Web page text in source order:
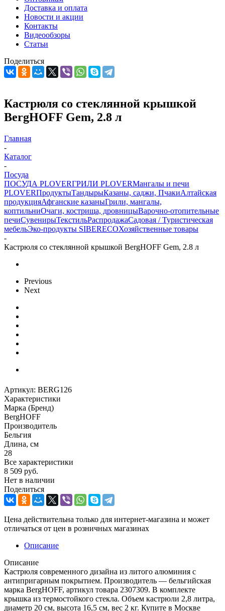
Доставка и оплата
Новости и акции
Контакты
Видеообзоры
Статьи
Поделиться
Кастрюля со стеклянной крышкой
BergHOFF Gem, 2.8 л
Главная
-
Каталог
-
Посуда
ПОСУДА PLOVERГРИЛИ PLOVERМангалы и печи
PLOVERПродуктыТандырыКазаны, саджи, ПчакиАлтайская
продукцияАфганские казаныГрили, мангалы,
коптильниОчаги, кострища, дровницыВарочно-отопительные
печиСувенирыТекстильРаспродажаСадовая / Туристическая
мебельЭко-продукты SIBERECOХозяйственные товары
-
Кастрюля со стеклянной крышкой BergHOFF Gem, 2.8 л
Previous
Next
Артикул: BERG126
Характеристики
Марка (Бренд)
BergHOFF
Производитель
Бельгия
Длина, см
28
Все характеристики
8 509 руб.
Нет в наличии
Поделиться
Цена действительна только для интернет-магазина и может
отличаться от цен в розничных магазинах
Описание
Описание
Кастрюля современного дизайна из литого алюминия с
антипригарным покрытием. Производитель — бельгийская
марка BergHOFF, артикул товара 2307309. В комплекте
крышка из термостойкого стекла. Объем кастрюли 2,8 литра,
диаметр 20 см, высота 16,5 см, вес 2 кг. Купите в Москве